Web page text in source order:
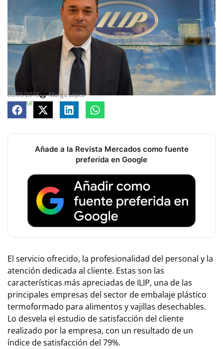
06/03/2015
Marga López
COMPARTE
Añade a la Revista Mercados como fuente
preferida en Google
El servicio ofrecido, la profesionalidad del personal y la
atención dedicada al cliente. Estas son las
características más apreciadas de ILIP, una de las
principales empresas del sector de embalaje plástico
termoformado para alimentos y vajillas desechables.
Lo desvela el estudio de satisfacción del cliente
realizado por la empresa, con un resultado de un
índice de satisfacción del 79%.